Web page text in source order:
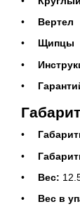
Вертел
Щипцы
Вес:
Вес в